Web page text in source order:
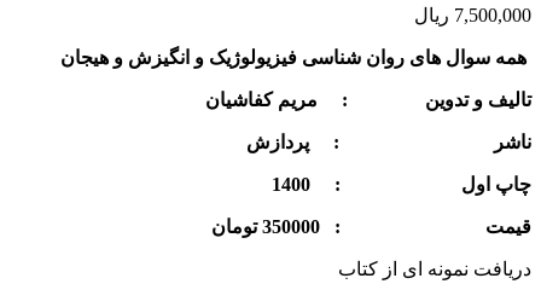
7,500,000 ریال
همه سوال های روان شناسی فیزیولوژیک و انگیزش و هیجان
تالیف و تدوین : مریم کفاشیان
ناشر : پردازش
چاپ اول : 1400
قيمت : 350000 تومان
دریافت نمونه ای از کتاب